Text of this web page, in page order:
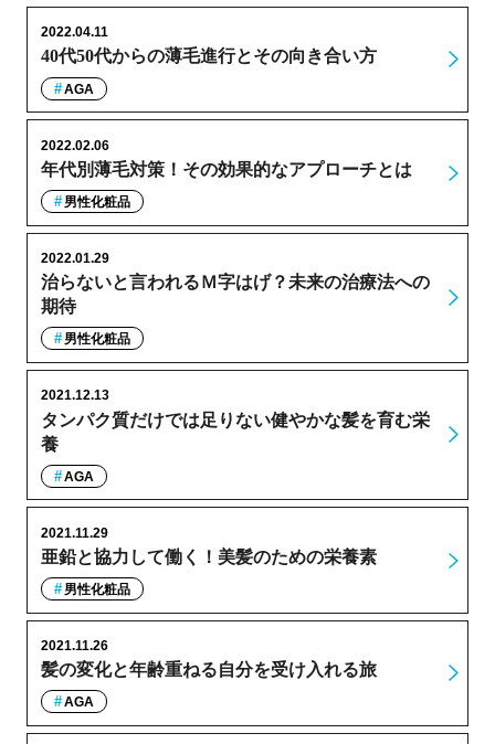
40代50代からの薄毛進行とその向き合い方
2022.04.11
AGA
年代別薄毛対策！その効果的なアプローチとは
2022.02.06
男性化粧品
治らないと言われるＭ字はげ？未来の治療法への
期待
2022.01.29
男性化粧品
タンパク質だけでは足りない健やかな髪を育む栄
養
2021.12.13
AGA
亜鉛と協力して働く！美髪のための栄養素
2021.11.29
男性化粧品
髪の変化と年齢重ねる自分を受け入れる旅
2021.11.26
AGA